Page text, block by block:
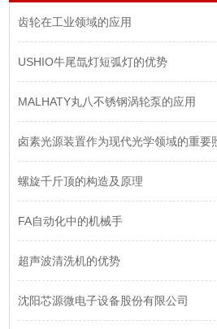
齿轮在工业领域的应用
USHIO牛尾氙灯短弧灯的优势
MALHATY丸八不锈钢涡轮泵的应用
卤素光源装置作为现代光学领域的重要
螺旋千斤顶的构造及原理
FA自动化中的机械手
超声波清洗机的优势
沈阳芯源微电子设备股份有限公司